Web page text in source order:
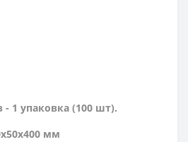
1 упаковка (100 шт).
мм